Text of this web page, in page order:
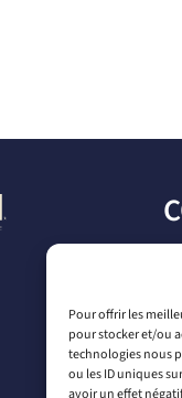
Pour offrir les
pour stocker et/ou
technologies nous
ou les ID uniques
avoir un effet